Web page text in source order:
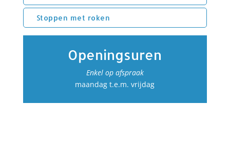
Stoppen met roken
Openingsuren
Enkel op afspraak
maandag t.e.m. vrijdag